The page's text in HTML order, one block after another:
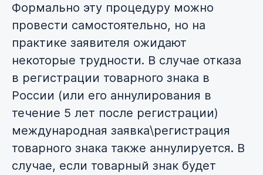
Формально эту процедуру можно
провести самостоятельно, но на
практике заявителя ожидают
некоторые трудности. В случае отказа
в регистрации товарного знака в
России (или его аннулирования в
течение 5 лет после регистрации)
международная заявка\регистрация
товарного знака также аннулируется. В
случае, если товарный знак будет